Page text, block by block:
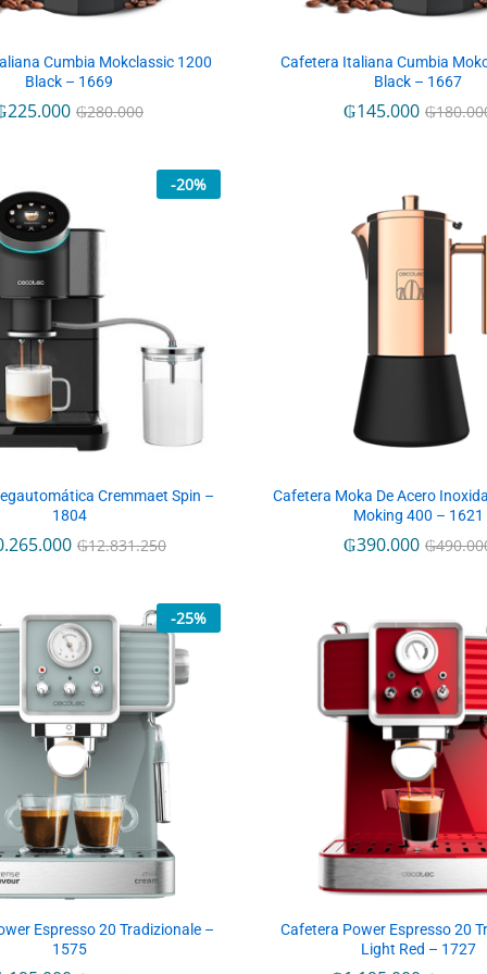
Cumbia Mokclassic 1200
Black – 1669
225.000 ₲280.000
225.000 ₲280.000
Cafetera Italiana Cumbia
Black – 1667
₲145.000 ₲
₲145.000 ₲
-20%
Cremmaet Spin –
1804
₲12.831.250
₲12.831.250
Cafetera Moka De Acero
Moking 400 – 1621
₲390.000 ₲
₲390.000 ₲
-25%
Espresso 20 Tradizionale –
1575
Cafetera Power Espresso 20
Light Red – 1727